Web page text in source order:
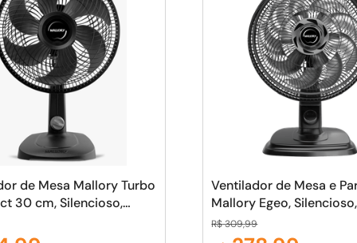
de Mesa Mallory Turbo
30 cm, Silencioso,
6 pás, Grade Especial
TS, Máxima Vazão e
Ventilador de Mesa e
Mallory Egeo,
de 15 pás, Grade
Sistema TS, Máxima
R$309,99